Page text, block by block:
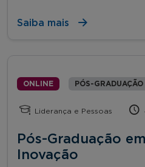
Saiba mais
ONLINE PÓS-GRADUAÇÃO
Liderança e Pessoas
Pós-Graduação
Inovação